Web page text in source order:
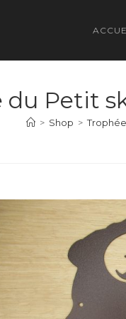
du Petit
> Shop >